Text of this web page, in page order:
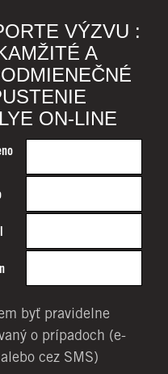
VÝZVU :
A
ON-LINE
byť pravidelne
o prípadoch (e-
cez SMS)